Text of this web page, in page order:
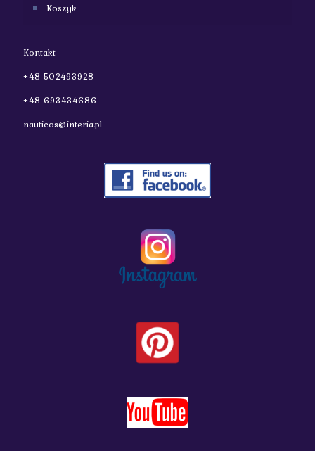
Koszyk
Kontakt
+48 502493928
+48 693434686
nauticos@interia.pl